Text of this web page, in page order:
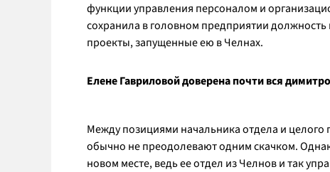
функции управления персоналом и
сохранила в головном предприятии
проекты, запущенные ею в Челнах.
Елене Гавриловой доверена почти вся
Между позициями начальника отдела и целого
обычно не преодолевают одним скачком.
новом месте, ведь ее отдел из Челнов и так